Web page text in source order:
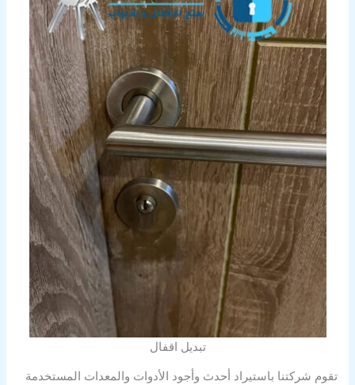
تبديل اقفال
تقوم شركتنا باستيراد أحدث وأجود الأدوات والمعدات المستخدمة